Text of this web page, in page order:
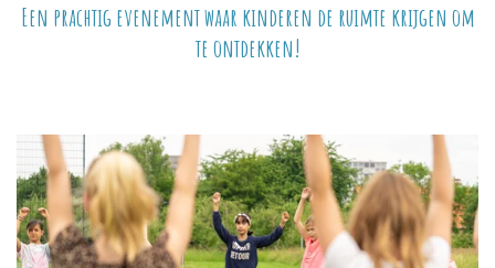
Een prachtig evenement waar kinderen de ruimte krijgen om
te ontdekken!